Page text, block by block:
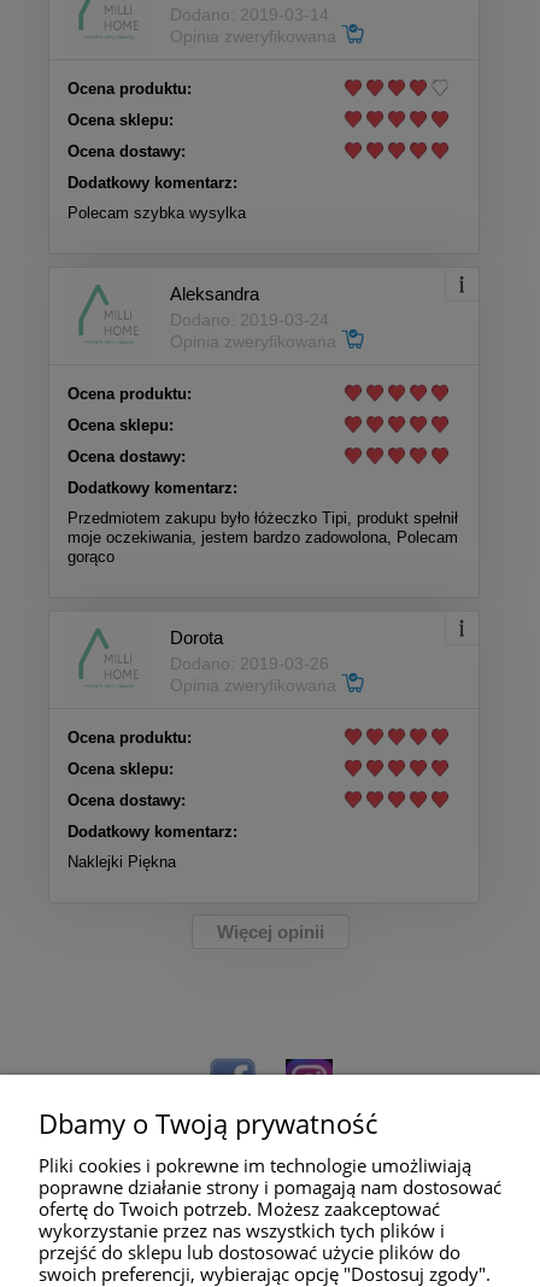
Dodano: 2019-03-14
Opinia zweryfikowana
Ocena produktu:
Ocena sklepu:
Ocena dostawy:
Dodatkowy komentarz:
Polecam szybka wysylka
Aleksandra
Dodano: 2019-03-24
Opinia zweryfikowana
Ocena produktu:
Ocena sklepu:
Ocena dostawy:
Dodatkowy komentarz:
Przedmiotem zakupu było łóżeczko Tipi, produkt spełnił
moje oczekiwania, jestem bardzo zadowolona, Polecam
gorąco
Dorota
Dodano: 2019-03-26
Opinia zweryfikowana
Ocena produktu:
Ocena sklepu:
Ocena dostawy:
Dodatkowy komentarz:
Naklejki Piękna
Więcej opinii
Pomoc
Dbamy o Twoją prywatność
Pliki cookies i pokrewne im technologie umożliwiają
poprawne działanie strony i pomagają nam dostosować
ofertę do Twoich potrzeb. Możesz zaakceptować
wykorzystanie przez nas wszystkich tych plików i
przejść do sklepu lub dostosować użycie plików do
swoich preferencji, wybierając opcję "Dostosuj zgody".